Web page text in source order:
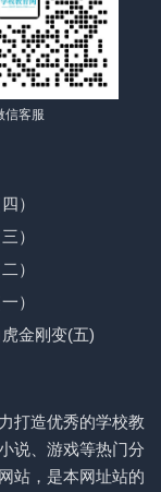
信客服
）
）
）
）
金刚变(五)
打造优秀的学校教
说、游戏等热门分
站，是本网址站的